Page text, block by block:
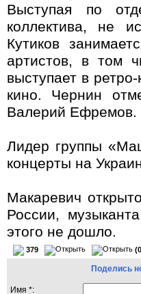
Выступая по
коллектива, не
Кутиков
артистов, в том
выступает в
кино. Чернин
Валерий Ефремов.
Лидер группы
концерты на
Макаревич
России,
этого не дошло.
379
Поделись
Имя *: